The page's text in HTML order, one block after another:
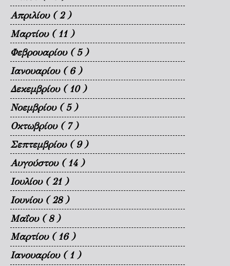
Απριλίου ( 2 )
Μαρτίου ( 11 )
Φεβρουαρίου ( 5 )
Ιανουαρίου ( 6 )
Δεκεμβρίου ( 10 )
Νοεμβρίου ( 5 )
Οκτωβρίου ( 7 )
Σεπτεμβρίου ( 9 )
Αυγούστου ( 14 )
Ιουλίου ( 21 )
Ιουνίου ( 28 )
Μαΐου ( 8 )
Μαρτίου ( 16 )
Ιανουαρίου ( 1 )